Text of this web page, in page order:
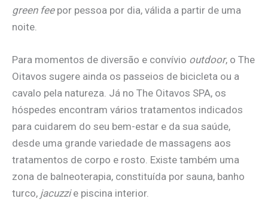
green feepor pessoa por dia, válida a partir de uma
noite.
Para momentos de diversão e convívio outdoor, o The
Oitavos sugere ainda os passeios de bicicleta ou a
cavalo pela natureza. Já no The Oitavos SPA, os
hóspedes encontram vários tratamentos indicados
para cuidarem do seu bem-estar e da sua saúde,
desde uma grande variedade de massagens aos
tratamentos de corpo e rosto. Existe também uma
zona de balneoterapia, constituída por sauna, banho
turco, jacuzzie piscina interior.